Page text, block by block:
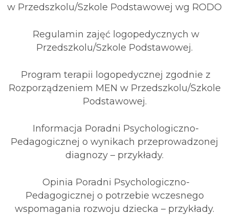
w Przedszkolu/Szkole Podstawowej wg RODO
Regulamin zajęć logopedycznych w
Przedszkolu/Szkole Podstawowej.
Program terapii logopedycznej zgodnie z
Rozporządzeniem MEN w Przedszkolu/Szkole
Podstawowej.
Informacja Poradni Psychologiczno-
Pedagogicznej o wynikach przeprowadzonej
diagnozy – przykłady.
Opinia Poradni Psychologiczno-
Pedagogicznej o potrzebie wczesnego
wspomagania rozwoju dziecka – przykłady.